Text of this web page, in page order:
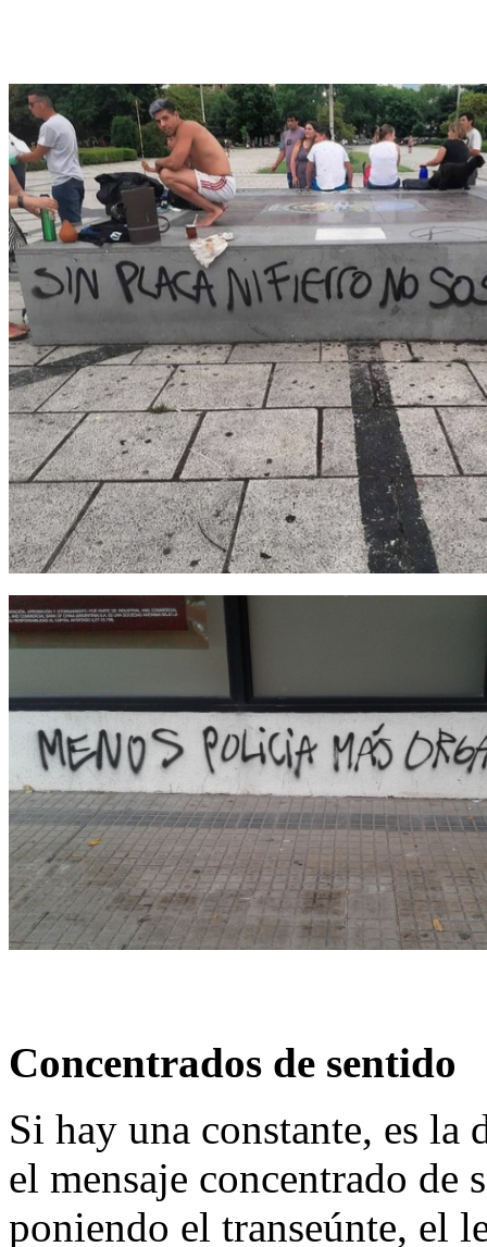
Concentrados de sentido
Si hay una constante, es la
el mensaje concentrado
poniendo el transeúnte, el